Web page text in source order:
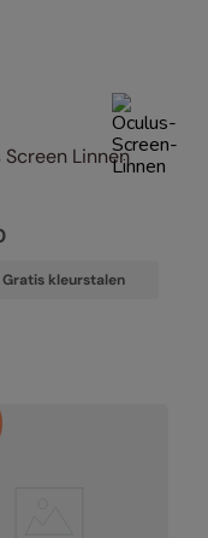
Screen Linnen
Gratis kleurstalen